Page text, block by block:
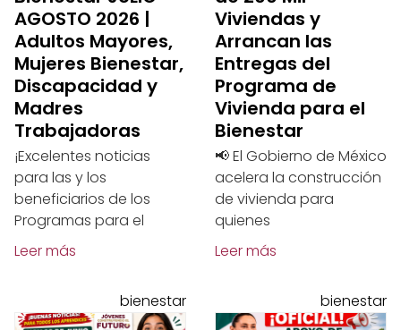
AGOSTO 2026 |
Adultos Mayores,
Mujeres Bienestar,
Discapacidad y
Madres
Trabajadoras
¡Excelentes noticias
para las y los
beneficiarios de los
Programas para el
Leer más
Viviendas y
Arrancan las
Entregas del
Programa de
Vivienda para el
Bienestar
📢 El Gobierno de México
acelera la construcción
de vivienda para
quienes
Leer más
bienestar bienestar